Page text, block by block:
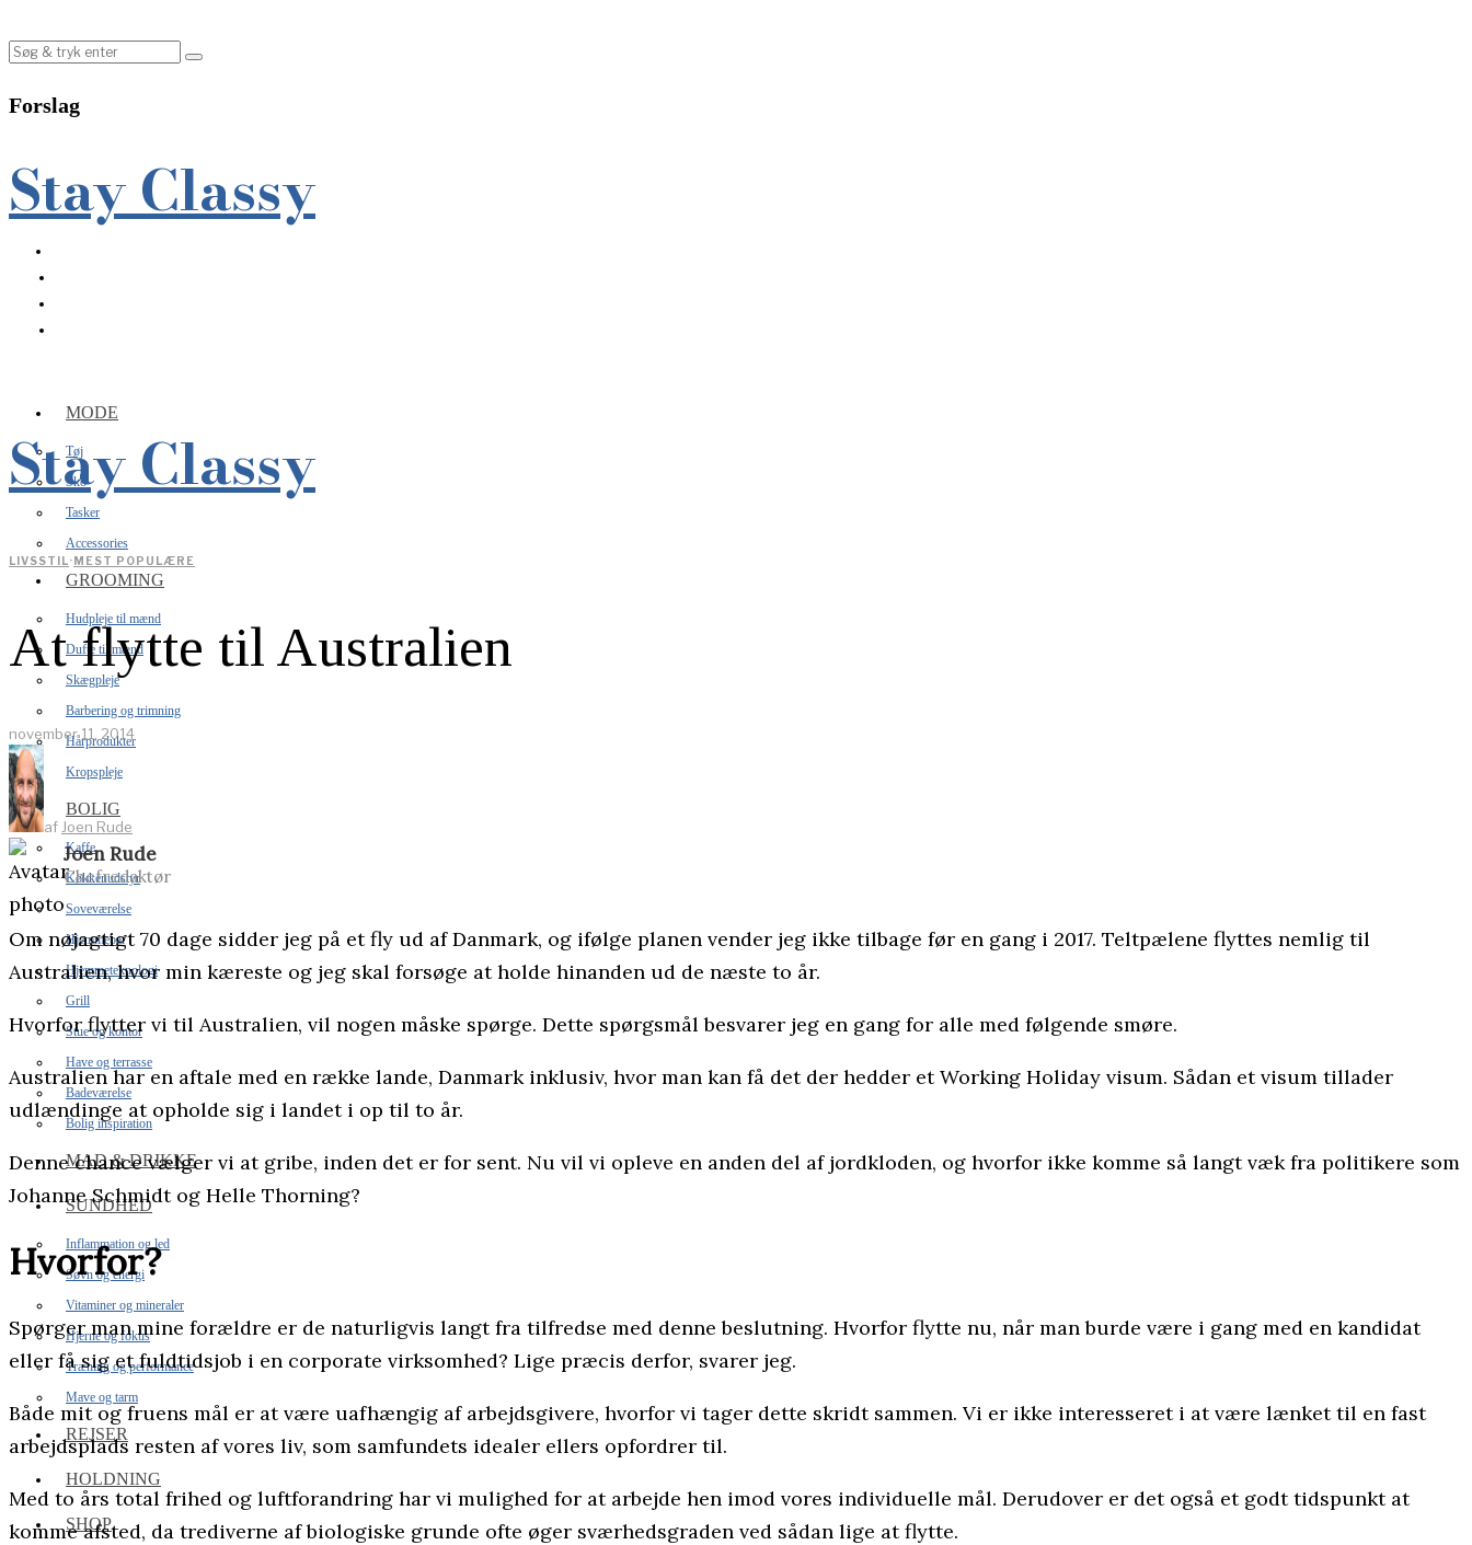
Forslag
Stay Classy
MODE
Tøj
Sko
Tasker
Accessories
GROOMING
Hudpleje til mænd
Dufte til mænd
Skægpleje
Barbering og trimning
Hårprodukter
Kropspleje
BOLIG
Kaffe
Køkkenudstyr
Soveværelse
Hjemmebar
Hjemmeteknologi
Grill
Stue og kontor
Have og terrasse
Badeværelse
Bolig inspiration
MAD & DRIKKE
SUNDHED
Inflammation og led
Søvn og energi
Vitaminer og mineraler
Hjerne og fokus
Træning og performance
Mave og tarm
REJSER
HOLDNING
SHOP
Stay Classy
LIVSSTIL·MEST POPULÆRE
At flytte til Australien
november 11, 2014
af Joen Rude
Joen Rude
Chefredaktør
Om nøjagtigt 70 dage sidder jeg på et fly ud af Danmark, og ifølge planen vender jeg ikke tilbage før en gang i 2017. Teltpælene flyttes nemlig til
Australien, hvor min kæreste og jeg skal forsøge at holde hinanden ud de næste to år.
Hvorfor flytter vi til Australien, vil nogen måske spørge. Dette spørgsmål besvarer jeg en gang for alle med følgende smøre.
Australien har en aftale med en række lande, Danmark inklusiv, hvor man kan få det der hedder et Working Holiday visum. Sådan et visum tillader
udlændinge at opholde sig i landet i op til to år.
Denne chance vælger vi at gribe, inden det er for sent. Nu vil vi opleve en anden del af jordkloden, og hvorfor ikke komme så langt væk fra politikere som
Johanne Schmidt og Helle Thorning?
Hvorfor?
Spørger man mine forældre er de naturligvis langt fra tilfredse med denne beslutning. Hvorfor flytte nu, når man burde være i gang med en kandidat
eller få sig et fuldtidsjob i en corporate virksomhed? Lige præcis derfor, svarer jeg.
Både mit og fruens mål er at være uafhængig af arbejdsgivere, hvorfor vi tager dette skridt sammen. Vi er ikke interesseret i at være lænket til en fast
arbejdsplads resten af vores liv, som samfundets idealer ellers opfordrer til.
Med to års total frihed og luftforandring har vi mulighed for at arbejde hen imod vores individuelle mål. Derudover er det også et godt tidspunkt at
komme afsted, da trediverne af biologiske grunde ofte øger sværhedsgraden ved sådan lige at flytte.